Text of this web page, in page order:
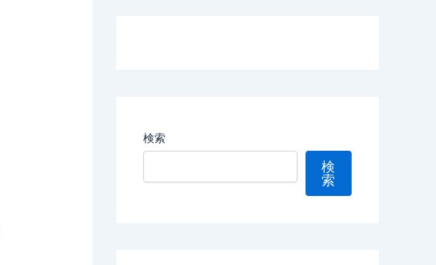
検索
検
索